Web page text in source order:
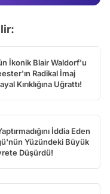
İkonik Blair Waldorf'u
Radikal İmaj
Kırıklığına Uğrattı!
İddia Eden
Yüzündeki Büyük
Düşürdü!